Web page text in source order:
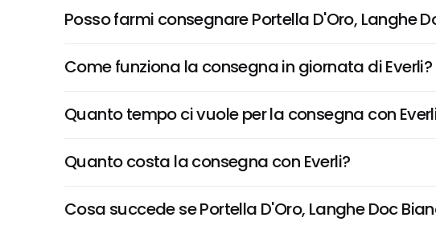
Posso farmi consegnare Portella D'Oro, Langhe
Come funziona la consegna in giornata di Everli?
Quanto tempo ci vuole per la consegna con
Quanto costa la consegna con Everli?
Cosa succede se Portella D'Oro, Langhe Doc